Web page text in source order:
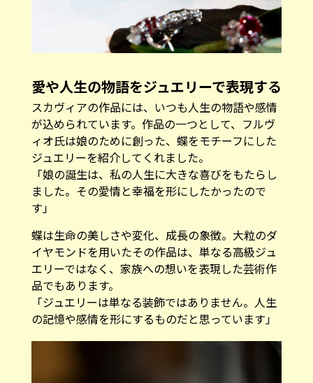
愛や人生の物語をジュエリーで表現する
スカヴィアの作品には、いつも人生の物語や感情
が込められています。作品の一つとして、フルヴ
ィオ氏は娘のために創った、蝶をモチーフにした
ジュエリーを紹介してくれました。
「娘の誕生は、私の人生に大きな喜びをもたらし
ました。その愛情と幸福を形にしたかったので
す」
蝶は生命の美しさや変化、成長の象徴。大粒のダ
イヤモンドを用いたその作品は、単なる高級ジュ
エリーではなく、家族への想いを表現した芸術作
品でもあります。
「ジュエリーは単なる装飾ではありません。人生
の記憶や感情を形にするものだと思っています」